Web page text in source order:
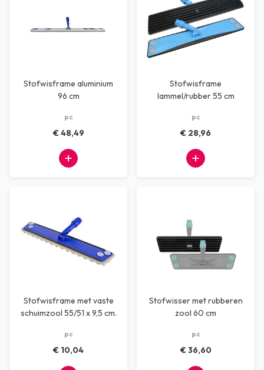
Stofwisframe aluminium
96 cm
pc
€ 48,49
Stofwisframe
lammel/rubber 55 cm
pc
€ 28,96
Stofwisframe met vaste
schuimzool 55/51 x 9,5 cm.
pc
€ 10,04
Stofwisser met rubberen
zool 60 cm
pc
€ 36,60